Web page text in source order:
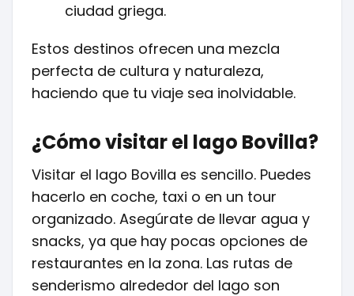
ciudad griega.
Estos destinos ofrecen una mezcla
perfecta de cultura y naturaleza,
haciendo que tu viaje sea inolvidable.
¿Cómo visitar el lago Bovilla?
Visitar el lago Bovilla es sencillo. Puedes
hacerlo en coche, taxi o en un tour
organizado. Asegúrate de llevar agua y
snacks, ya que hay pocas opciones de
restaurantes en la zona. Las rutas de
senderismo alrededor del lago son